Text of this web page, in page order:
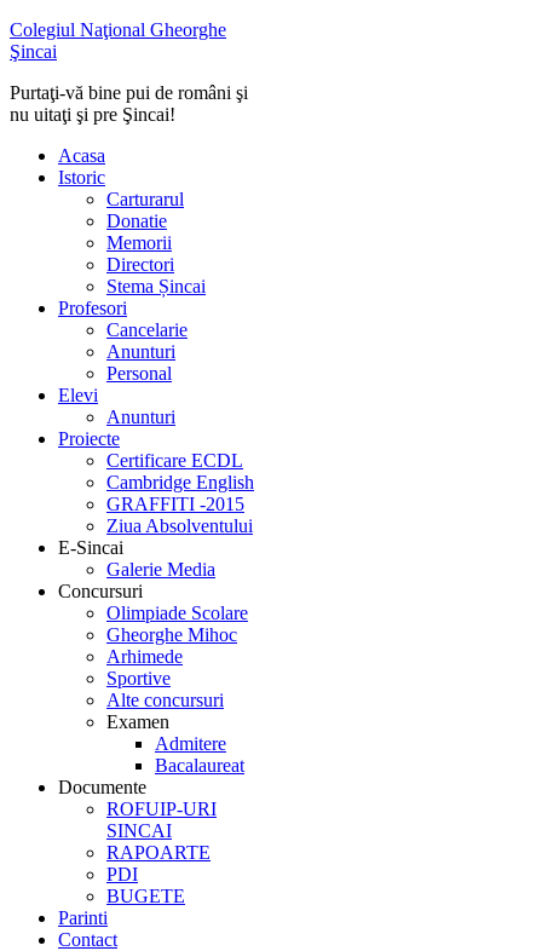
Colegiul Naţional Gheorghe
Şincai
Purtaţi-vă bine pui de români şi
nu uitaţi şi pre Şincai!
Acasa
Istoric
Carturarul
Donatie
Memorii
Directori
Stema Șincai
Profesori
Cancelarie
Anunturi
Personal
Elevi
Anunturi
Proiecte
Certificare ECDL
Cambridge English
GRAFFITI -2015
Ziua Absolventului
E-Sincai
Galerie Media
Concursuri
Olimpiade Scolare
Gheorghe Mihoc
Arhimede
Sportive
Alte concursuri
Examen
Admitere
Bacalaureat
Documente
ROFUIP-URI
SINCAI
RAPOARTE
PDI
BUGETE
Parinti
Contact